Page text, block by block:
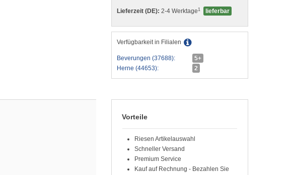
Lieferzeit (DE): 2-4 Werktage 1 lieferbar
Verfügbarkeit in Filialen
Beverungen (37688):
5+
Herne (44653):
2
Vorteile
Riesen Artikelauswahl
Schneller Versand
Premium Service
Kauf auf Rechnung - Bezahlen Sie